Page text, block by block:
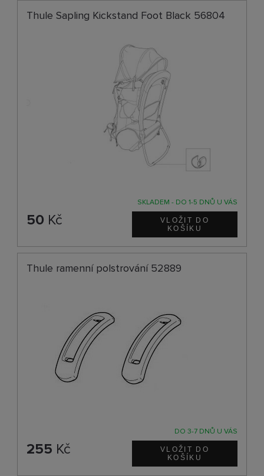
Thule Sapling Kickstand Foot Black 56804
SKLADEM - DO 1-5 DNŮ U VÁS
50 Kč
Thule ramenní polstrování 52889
DO 3-7 DNŮ U VÁS
255 Kč